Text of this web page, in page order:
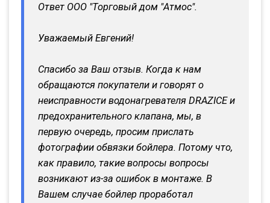
Ответ ООО "Торговый дом "Атмос".
Уважаемый Евгений!
Спасибо за Ваш отзыв. Когда к нам
обращаются покупатели и говорят о
неисправности водонагревателя DRAZICE и
предохранительного клапана, мы, в
первую очередь, просим прислать
фотографии обвязки бойлера. Потому что,
как правило, такие вопросы вопросы
возникают из-за ошибок в монтаже. В
Вашем случае бойлер проработал